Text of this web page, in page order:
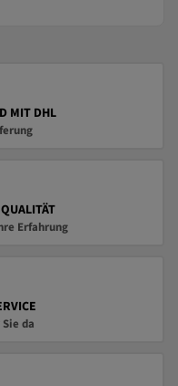
MIT DHL
Erfahrung
da